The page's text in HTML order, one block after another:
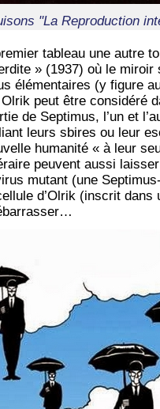
"La Reproduction
tableau une autre
» (1937) où le miroir
élémentaires (y figure
peut être considéré
de Septimus, l’un et
leurs sbires ou leur
humanité « à leur
peuvent aussi
mutant (une
d’Olrik (inscrit